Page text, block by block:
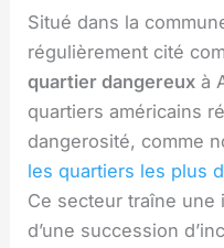
Situé dans la
régulièrement cité
quartier dangereux à
quartiers américains
dangerosité, comme
les quartiers les plus
Ce secteur traîne une
d’une succession